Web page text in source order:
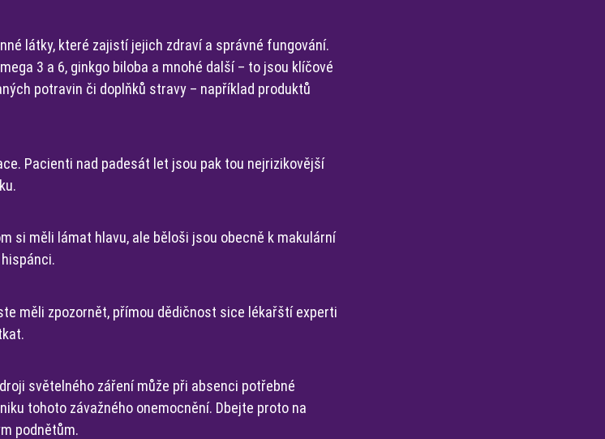
látky, které zajistí jejich zdraví a správné fungování.
3 a 6, ginkgo biloba a mnohé další – to jsou klíčové
potravin či doplňků stravy – například produktů
Pacienti nad padesát let jsou pak tou nejrizikovější
si měli lámat hlavu, ale běloši jsou obecně k makulární
měli zpozornět, přímou dědičnost sice lékařští experti
světelného záření může při absenci potřebné
tohoto závažného onemocnění. Dbejte proto na
podnětům.